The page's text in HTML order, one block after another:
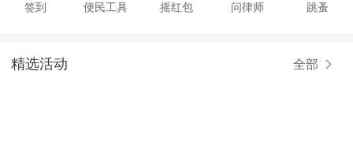
签到 便民工具 摇红包 问律师 跳蚤
精选活动 全部